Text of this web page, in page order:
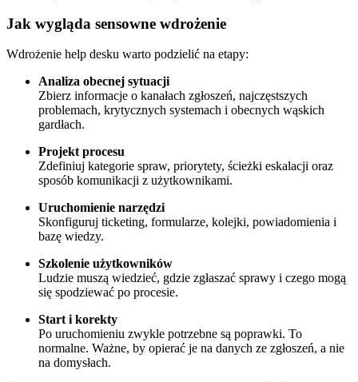
Jak wygląda sensowne wdrożenie
Wdrożenie help desku warto podzielić na etapy:
Analiza obecnej sytuacji
Zbierz informacje o kanałach zgłoszeń, najczęstszych
problemach, krytycznych systemach i obecnych wąskich
gardłach.
Projekt procesu
Zdefiniuj kategorie spraw, priorytety, ścieżki eskalacji oraz
sposób komunikacji z użytkownikami.
Uruchomienie narzędzi
Skonfiguruj ticketing, formularze, kolejki, powiadomienia i
bazę wiedzy.
Szkolenie użytkowników
Ludzie muszą wiedzieć, gdzie zgłaszać sprawy i czego mogą
się spodziewać po procesie.
Start i korekty
Po uruchomieniu zwykle potrzebne są poprawki. To
normalne. Ważne, by opierać je na danych ze zgłoszeń, a nie
na domysłach.